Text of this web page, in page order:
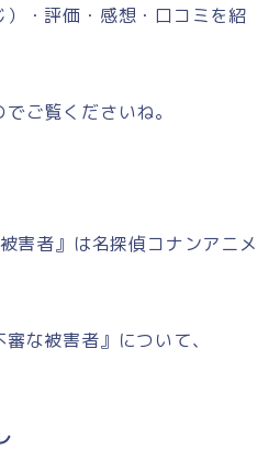
・評価・感想・口コミを紹
ご覧くださいね。
害者』は名探偵コナンアニメ
な被害者』について、